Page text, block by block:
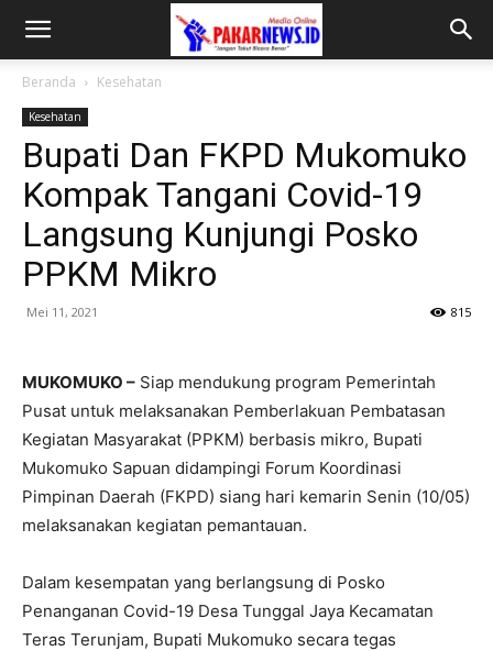
Beranda Kesehatan
Kesehatan
Bupati Dan FKPD Mukomuko
Kompak Tangani Covid-19
Langsung Kunjungi Posko
PPKM Mikro
Mei 11, 2021 815
MUKOMUKO – Siap mendukung program Pemerintah
Pusat untuk melaksanakan Pemberlakuan Pembatasan
Kegiatan Masyarakat (PPKM) berbasis mikro, Bupati
Mukomuko Sapuan didampingi Forum Koordinasi
Pimpinan Daerah (FKPD) siang hari kemarin Senin (10/05)
melaksanakan kegiatan pemantauan.
Dalam kesempatan yang berlangsung di Posko
Penanganan Covid-19 Desa Tunggal Jaya Kecamatan
Teras Terunjam, Bupati Mukomuko secara tegas